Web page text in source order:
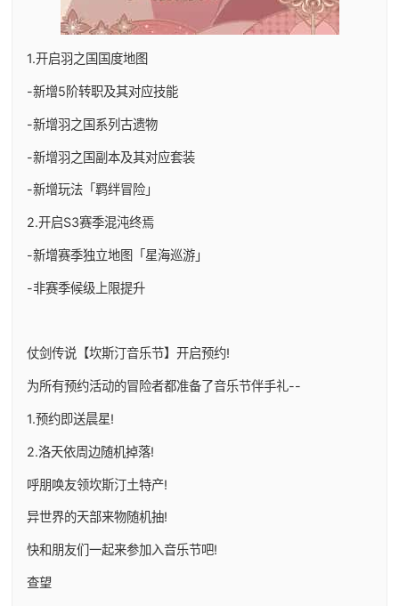
1.开启羽之国国度地图
-新增5阶转职及其对应技能
-新增羽之国系列古遗物
-新增羽之国副本及其对应套装
-新增玩法「羁绊冒险」
2.开启S3赛季混沌终焉
-新增赛季独立地图「星海巡游」
-非赛季候级上限提升
仗剑传说【坎斯汀音乐节】开启预约!
为所有预约活动的冒险者都准备了音乐节伴手礼--
1.预约即送晨星!
2.洛天依周边随机掉落!
呼朋唤友领坎斯汀土特产!
异世界的天部来物随机抽!
快和朋友们一起来参加入音乐节吧!
查望